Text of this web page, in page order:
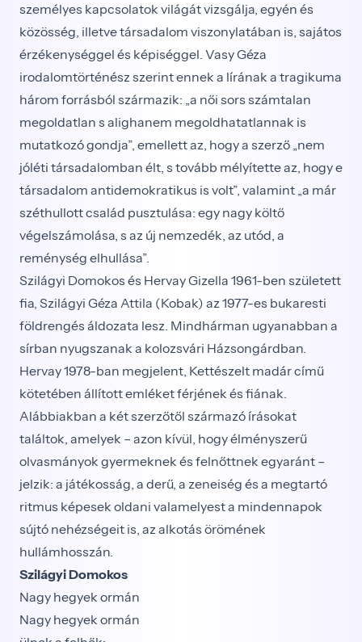
személyes kapcsolatok világát vizsgálja, egyén és
közösség, illetve társadalom viszonylatában is, sajátos
érzékenységgel és képiséggel. Vasy Géza
irodalomtörténész szerint ennek a lírának a tragikuma
három forrásból származik: „a női sors számtalan
megoldatlan s alighanem megoldhatatlannak is
mutatkozó gondja”, emellett az, hogy a szerző „nem
jóléti társadalomban élt, s tovább mélyítette az, hogy e
társadalom antidemokratikus is volt”, valamint „a már
széthullott család pusztulása: egy nagy költő
végelszámolása, s az új nemzedék, az utód, a
reménység elhullása”.
Szilágyi Domokos és Hervay Gizella 1961-ben született
fia, Szilágyi Géza Attila (Kobak) az 1977-es bukaresti
földrengés áldozata lesz. Mindhárman ugyanabban a
sírban nyugszanak a kolozsvári Házsongárdban.
Hervay 1978-ban megjelent, Kettészelt madár című
kötetében állított emléket férjének és fiának.
Alábbiakban a két szerzőtől származó írásokat
találtok, amelyek – azon kívül, hogy élményszerű
olvasmányok gyermeknek és felnőttnek egyaránt –
jelzik: a játékosság, a derű, a zeneiség és a megtartó
ritmus képesek oldani valamelyest a mindennapok
sújtó nehézségeit is, az alkotás örömének
hullámhosszán.
Szilágyi Domokos
Nagy hegyek ormán
Nagy hegyek ormán